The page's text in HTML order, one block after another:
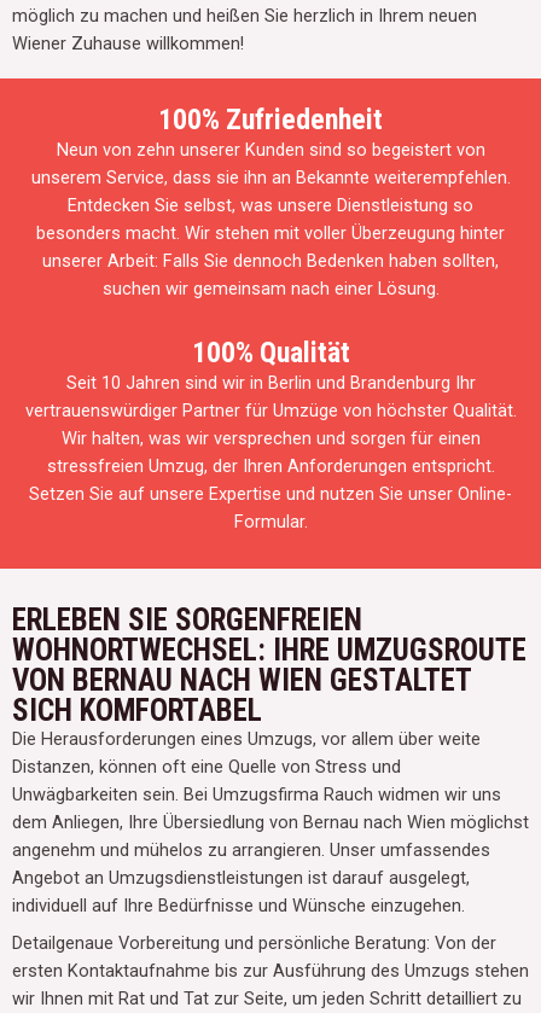
möglich zu machen und heißen Sie herzlich in Ihrem neuen
Wiener Zuhause willkommen!
100% Zufriedenheit
Neun von zehn unserer Kunden sind so begeistert von
unserem Service, dass sie ihn an Bekannte weiterempfehlen.
Entdecken Sie selbst, was unsere Dienstleistung so
besonders macht. Wir stehen mit voller Überzeugung hinter
unserer Arbeit: Falls Sie dennoch Bedenken haben sollten,
suchen wir gemeinsam nach einer Lösung.
100% Qualität
Seit 10 Jahren sind wir in Berlin und Brandenburg⁠ Ihr
vertrauenswürdiger Partner für Umzüge von höchster Qualität.
Wir halten, was wir versprechen und sorgen für einen
stressfreien Umzug, der Ihren Anforderungen entspricht.
Setzen Sie auf unsere Expertise und nutzen Sie unser Online-
Formular.
ERLEBEN SIE SORGENFREIEN
WOHNORTWECHSEL: IHRE UMZUGSROUTE
VON BERNAU NACH WIEN GESTALTET
SICH KOMFORTABEL
Die Herausforderungen eines Umzugs, vor allem über weite
Distanzen, können oft eine Quelle von Stress und
Unwägbarkeiten sein. Bei Umzugsfirma Rauch widmen wir uns
dem Anliegen, Ihre Übersiedlung von Bernau nach Wien möglichst
angenehm und mühelos zu arrangieren. Unser umfassendes
Angebot an Umzugsdienstleistungen ist darauf ausgelegt,
individuell auf Ihre Bedürfnisse und Wünsche einzugehen.
Detailgenaue Vorbereitung und persönliche Beratung: Von der
ersten Kontaktaufnahme bis zur Ausführung des Umzugs stehen
wir Ihnen mit Rat und Tat zur Seite, um jeden Schritt detailliert zu